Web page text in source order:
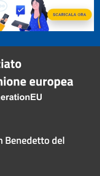
Benedetto del